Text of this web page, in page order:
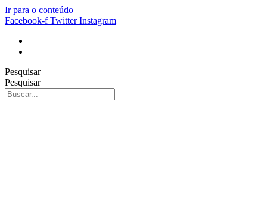
Ir para o conteúdo
Facebook-f Twitter Instagram
Pesquisar
Pesquisar